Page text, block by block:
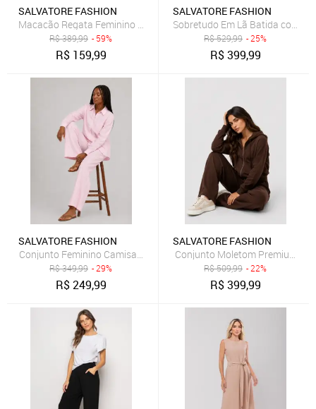
SALVATORE FASHION
Macacão Regata Feminino Alfaiataria Pantalona Salvatore Fashion
R$389,99 - 59%
R$ 159,99
SALVATORE FASHION
Sobretudo Em Lã Batida com
R$529,99 - 25%
R$399,99
SALVATORE FASHION
Conjunto Feminino Camisa e Calça Pantalona Salvatore Rosa
R$349,99 - 29%
R$249,99
SALVATORE FASHION
Conjunto Moletom Premium
R$509,99 - 22%
R$399,99